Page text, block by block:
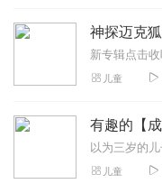
凤吟丫丫
剧情很有趣，非常
面感很强，哈哈，
2023-11-04
儿童
有趣的【
儿童